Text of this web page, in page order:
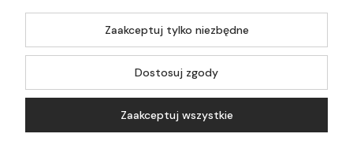
©2026 Wszelkie Prawa Zastrzeżone | 499.pl - najlepszy sklep z
Zaakceptuj tylko niezbędne
Dostosuj zgody
Zaakceptuj wszystkie